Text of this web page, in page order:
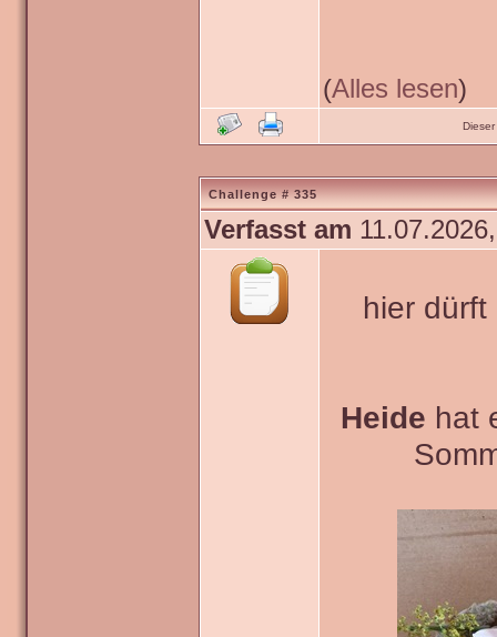
(Alles lesen)
Challenge # 335
Verfasst am
hier
Heide hat